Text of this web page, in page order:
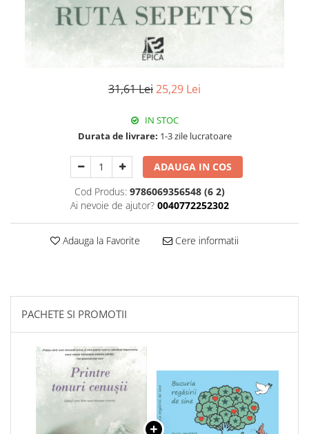
31,61 Lei25,29 Lei
IN STOC
Durata de livrare: 1-3 zile lucratoare
ADAUGA IN COS
Cod Produs: 9786069356548 (6 2)
Ai nevoie de ajutor? 0040772252302
Adauga la Favorite Cere informatii
PACHETE SI PROMOTII